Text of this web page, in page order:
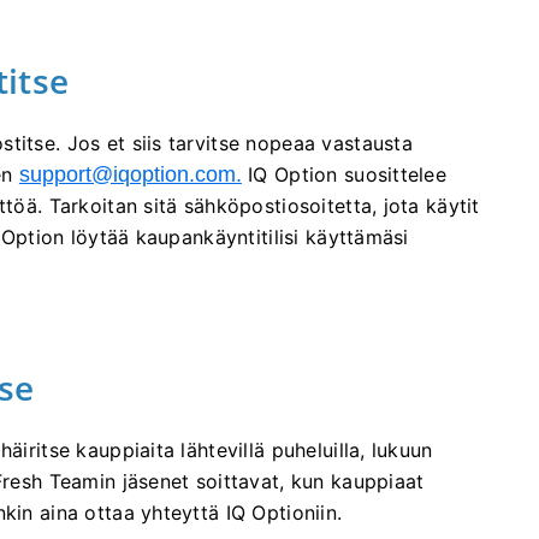
Jos et siis tarvitse nopeaa vastausta
support@iqoption.com. IQ Option suosittelee
Tarkoitan sitä sähköpostiosoitetta, jota käytit
löytää kaupankäyntitilisi käyttämäsi
kauppiaita lähtevillä puheluilla, lukuun
Teamin jäsenet soittavat, kun kauppiaat
aina ottaa yhteyttä IQ Optioniin.